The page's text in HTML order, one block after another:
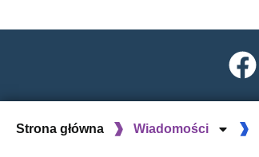
Strona główna Wiadomości